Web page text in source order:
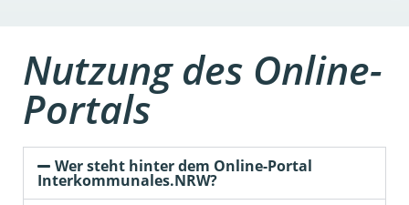
Nutzung des Online-
Portals
Wer steht hinter dem Online-Portal
Interkommunales.NRW?